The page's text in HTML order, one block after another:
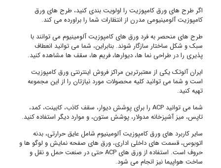
اگر طرح های ورق کامپوزیت را اولویت بندی کنید، طرح های ورق
کامپوزیت آلومینیومی مدرن از انتظارات شما را براورده می کند.
طرح های منحصر به فرد ورق های کامپوزیت آلومینیوم می توانند با
سبک و شکل ساختار سازگار شوند. بنابراین، شما می توانید انعطاف
پذیری را در طراحی نما ها، دیوارها، فریم ها، سقف ها مشاهده کنید.
ایران آلوتک یکی از معتبرترین مراکز فروش اینترنتی ورق کامپوزیت
است و شما می توانید کلیه محصولات مورد نیازتان را از این مجموعه
تهیه کنید.
شما می توانید ACP را برای پوشش دیوار، سقف کاذب، کابینت، کمد،
تاپس، میز آشپزخانه مدولار، پوشش ستون، و موارد دیگر استفاده کنید.
سایر کاربرد های ورق کامپوزیت آلومینیوم شامل عایق حرارتی، بدنه
اتوبوس، قسمت های داخلی اداری، ورق های صفحه نمایش و لوگو ها و
حروف است. استفاده از ورق های ACP حتی در صنعت حمل و نقل و
ساخت هواپیما نیز انجام می شود.